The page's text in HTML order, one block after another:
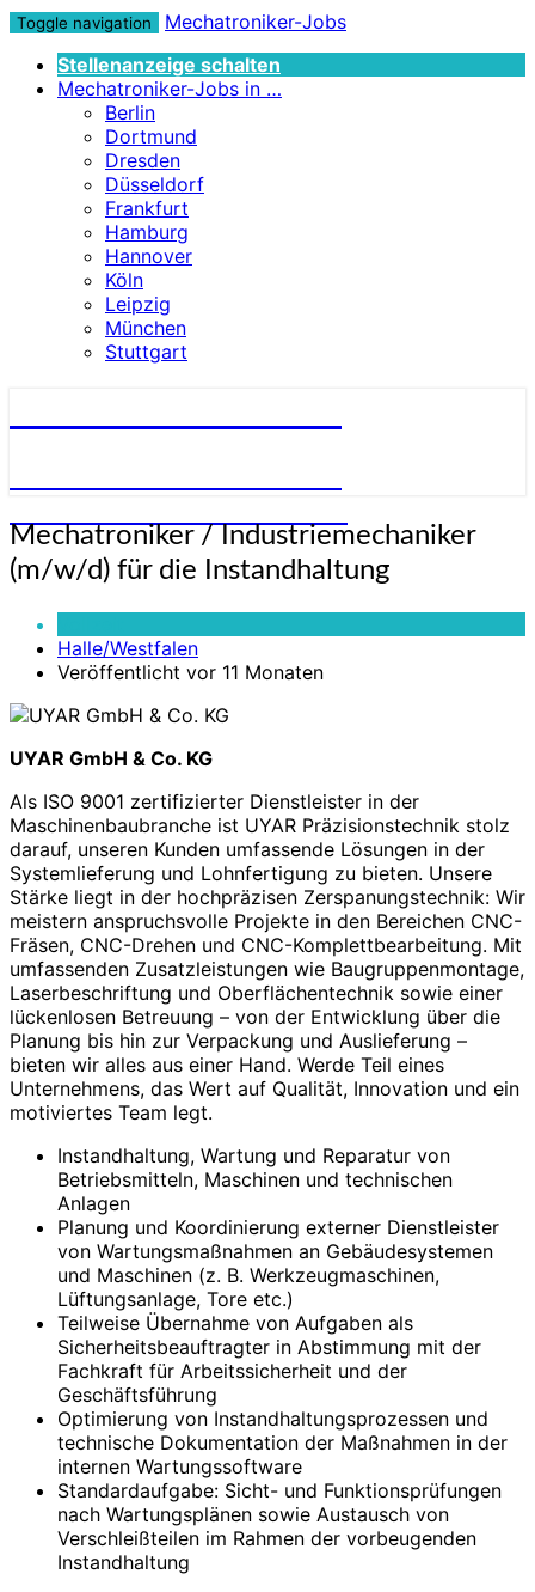
Toggle navigation
Mechatroniker-Jobs
Stellenanzeige schalten
Mechatroniker-Jobs in …
Berlin
Dortmund
Dresden
Düsseldorf
Frankfurt
Hamburg
Hannover
Köln
Leipzig
München
Stuttgart
Mechatroniker
/
Industriemechaniker
Instandhaltung
Mechatroniker / Industriemechaniker
(m/w/d) für die Instandhaltung
Halle/Westfalen
Veröffentlicht vor 11 Monaten
UYAR GmbH & Co. KG
Als ISO 9001 zertifizierter Dienstleister in der
Maschinenbaubranche ist UYAR Präzisionstechnik stolz
darauf, unseren Kunden umfassende Lösungen in der
Systemlieferung und Lohnfertigung zu bieten. Unsere
Stärke liegt in der hochpräzisen Zerspanungstechnik: Wir
meistern anspruchsvolle Projekte in den Bereichen CNC-
Fräsen, CNC-Drehen und CNC-Komplettbearbeitung. Mit
umfassenden Zusatzleistungen wie Baugruppenmontage,
Laserbeschriftung und Oberflächentechnik sowie einer
lückenlosen Betreuung – von der Entwicklung über die
Planung bis hin zur Verpackung und Auslieferung –
bieten wir alles aus einer Hand. Werde Teil eines
Unternehmens, das Wert auf Qualität, Innovation und ein
motiviertes Team legt.
Instandhaltung, Wartung und Reparatur von
Betriebsmitteln, Maschinen und technischen
Anlagen
Planung und Koordinierung externer Dienstleister
von Wartungsmaßnahmen an Gebäudesystemen
und Maschinen (z. B. Werkzeugmaschinen,
Lüftungsanlage, Tore etc.)
Teilweise Übernahme von Aufgaben als
Sicherheitsbeauftragter in Abstimmung mit der
Fachkraft für Arbeitssicherheit und der
Geschäftsführung
Optimierung von Instandhaltungsprozessen und
technische Dokumentation der Maßnahmen in der
internen Wartungssoftware
Standardaufgabe: Sicht- und Funktionsprüfungen
nach Wartungsplänen sowie Austausch von
Verschleißteilen im Rahmen der vorbeugenden
Instandhaltung